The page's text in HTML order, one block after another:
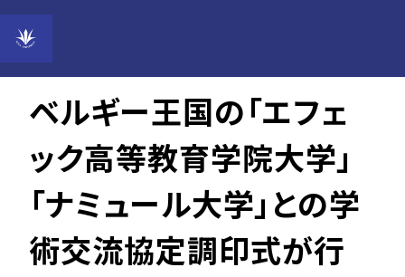
2022年12月10日
ベルギー王国の「エフェ
ック高等教育学院大学」
「ナミュール大学」との学
術交流協定調印式が行